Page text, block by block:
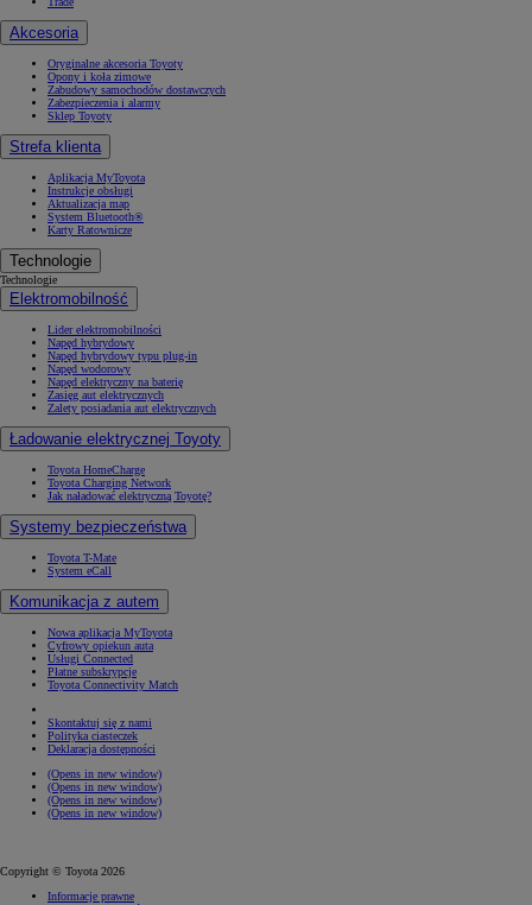
Akcesoria
Oryginalne akcesoria Toyoty
Opony i koła zimowe
Zabudowy samochodów dostawczych
Zabezpieczenia i alarmy
Sklep Toyoty
Strefa klienta
Aplikacja MyToyota
Instrukcje obsługi
Aktualizacja map
System Bluetooth®
Karty Ratownicze
Technologie
Technologie
Elektromobilność
Lider elektromobilności
Napęd hybrydowy
Napęd hybrydowy typu plug-in
Napęd wodorowy
Napęd elektryczny na baterię
Zasięg aut elektrycznych
Zalety posiadania aut elektrycznych
Ładowanie elektrycznej Toyoty
Toyota HomeCharge
Toyota Charging Network
Jak naładować elektryczną Toyotę?
Systemy bezpieczeństwa
Toyota T-Mate
System eCall
Komunikacja z autem
Nowa aplikacja MyToyota
Cyfrowy opiekun auta
Usługi Connected
Płatne subskrypcje
Toyota Connectivity Match
Skontaktuj się z nami
Polityka ciasteczek
Deklaracja dostępności
(Opens in new window)
(Opens in new window)
(Opens in new window)
(Opens in new window)
Copyright © Toyota 2026
Informacje prawne